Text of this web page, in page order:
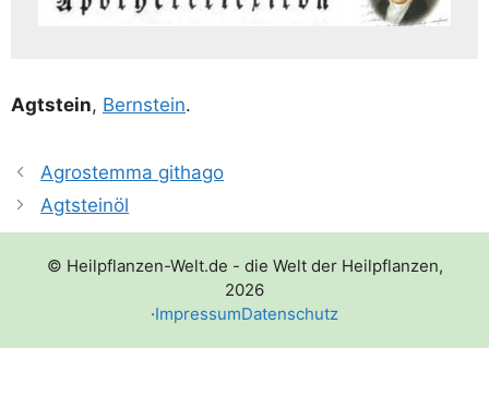
Agt­stein, Bern­stein.
Agrostemma githago
Agtsteinöl
© Heilpflanzen-Welt.de - die Welt der Heilpflanzen,
2026
·ImpressumDatenschutz